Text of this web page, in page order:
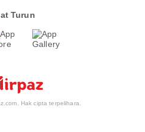
Turun
Hak cipta terpelihara.